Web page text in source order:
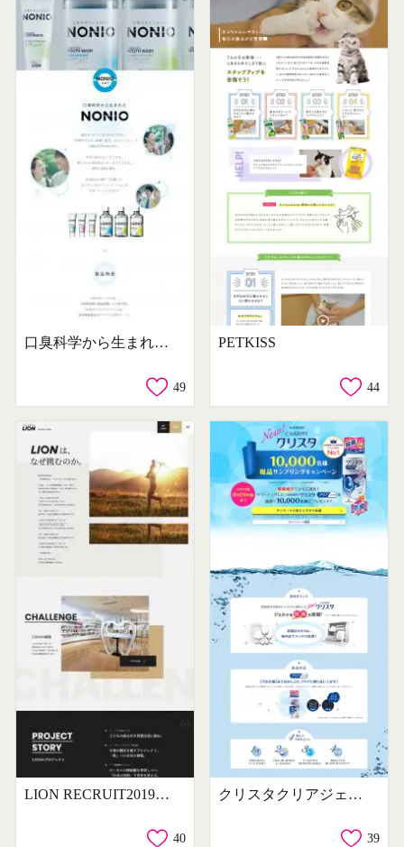
口臭科学から生まれたNONIO（ノニオ）
49
PETKISS
44
LION RECRUIT2019 しんそつさいよう
40
クリスタクリアジェルプレゼントキャンペーン
39